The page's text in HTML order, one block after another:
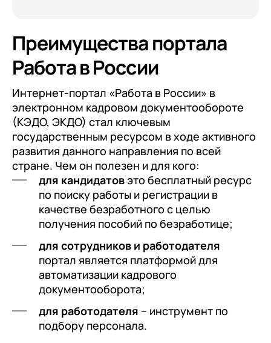
Преимущества портала
Работа в России
Интернет-портал «Работа в России» в
электронном кадровом документообороте
(КЭДО, ЭКДО) стал ключевым
государственным ресурсом в ходе активного
развития данного направления по всей
стране. Чем он полезен и для кого:
для кандидатовэто бесплатный ресурс
по поиску работы и регистрации в
качестве безработного с целью
получения пособий по безработице;
для сотрудников и работодателя
портал является платформой для
автоматизации кадрового
документооборота;
для работодателя – инструмент по
подбору персонала.